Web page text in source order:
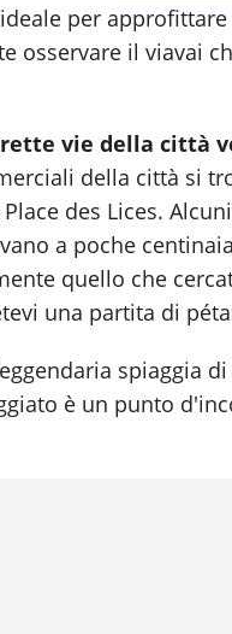
per approfittare
osservare il viavai
vie della città
della città si
des Lices.
a poche
quello che
una partita di
spiaggia di
è un punto